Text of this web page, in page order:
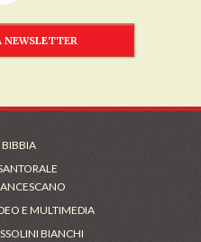
BIBBIA
E MULTIMEDIA
BIANCHI